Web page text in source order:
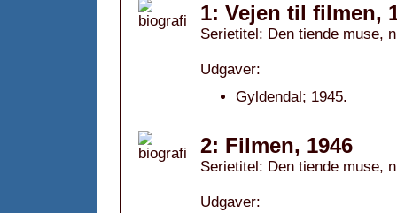
1: Vejen til filmen,
Serietitel: Den tiende muse,
Udgaver:
Gyldendal; 1945.
2: Filmen, 1946
Serietitel: Den tiende muse,
Udgaver: